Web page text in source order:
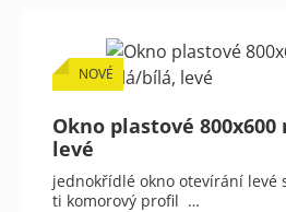
NOVÉ
Okno plastové
levé
jednokřídlé okno otevírání levé
ti komorový profil …